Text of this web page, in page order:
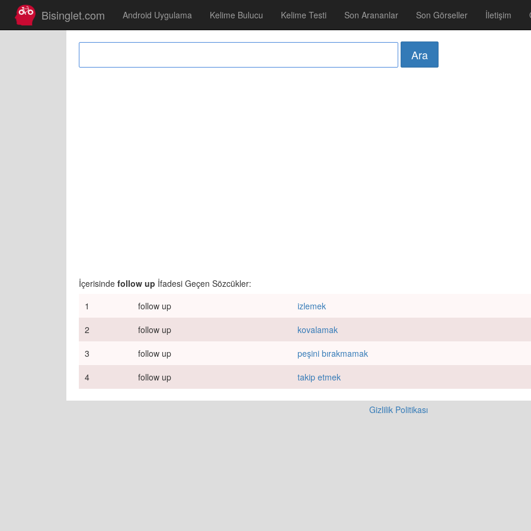
Bisinglet.com Android Uygulama Kelime Bulucu Kelime Testi Son Arananlar Son Görseller İletişim
İçerisinde follow up İfadesi Geçen Sözcükler:
1
follow up
izlemek
2
follow up
kovalamak
3
follow up
peşini bırakmamak
4
follow up takip etmek
Gizlilik Politikası